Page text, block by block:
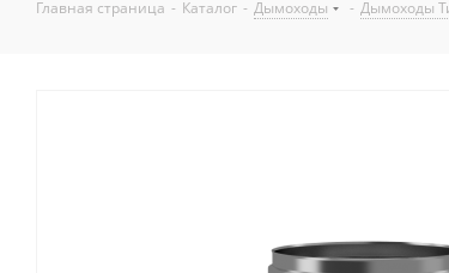
Главная страница - Каталог - Дымоходы - Дымоходы